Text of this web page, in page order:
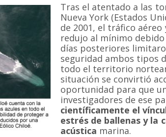
Tras el atentado a las
Nueva York (Estados
de 2001, el tráfico
redujo al mínimo
días posteriores
seguridad ambos tipos
todo el territorio
situación se convirtió
oportunidad para que
investigadores de ese
científicamente el
estrés de ballenas y la
acústica marina.